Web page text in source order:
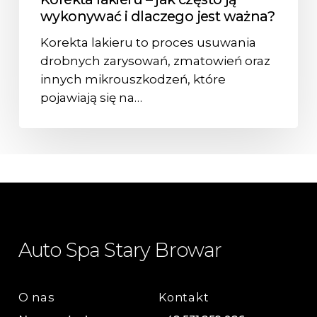
wykonywać i dlaczego jest ważna?
Korekta lakieru to proces usuwania
drobnych zarysowań, zmatowień oraz
innych mikrouszkodzeń, które
pojawiają się na…
Auto Spa Stary Browar
O nas Kontakt